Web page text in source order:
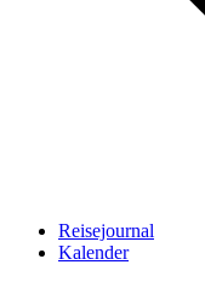
Reisejournal
Kalender